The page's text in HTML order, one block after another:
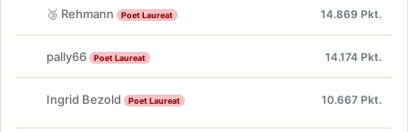
🥉 Rehmann Poet Laureat 14.869 Pkt.
pally66 Poet Laureat 14.174 Pkt.
Ingrid Bezold Poet Laureat 10.667 Pkt.